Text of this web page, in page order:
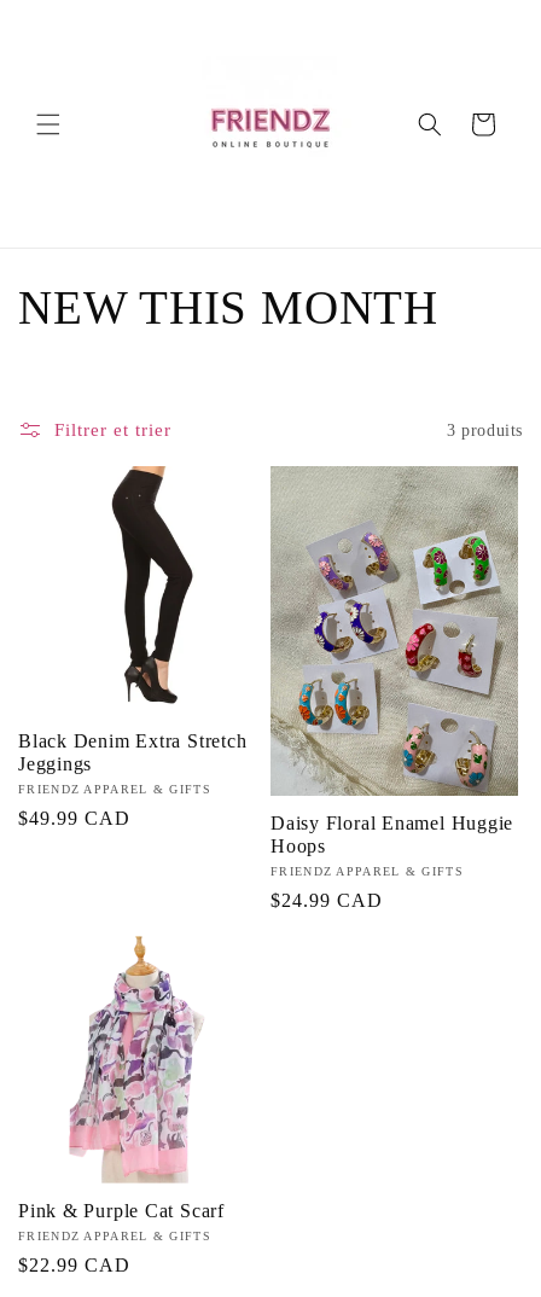
Panier
C
l
o
n
NEW THIS MONTH
Filtrer et trier 3 produits
Black Denim Extra Stretch
Jeggings
Fournisseur :
FRIENDZ APPAREL & GIFTS
Prix
$49.99 CAD
Daisy Floral Enamel Huggie
Hoops
Fournisseur :
FRIENDZ APPAREL & GIFTS
Prix
$24.99 CAD
Pink & Purple Cat Scarf
Fournisseur :
FRIENDZ APPAREL & GIFTS
Prix
$22.99 CAD